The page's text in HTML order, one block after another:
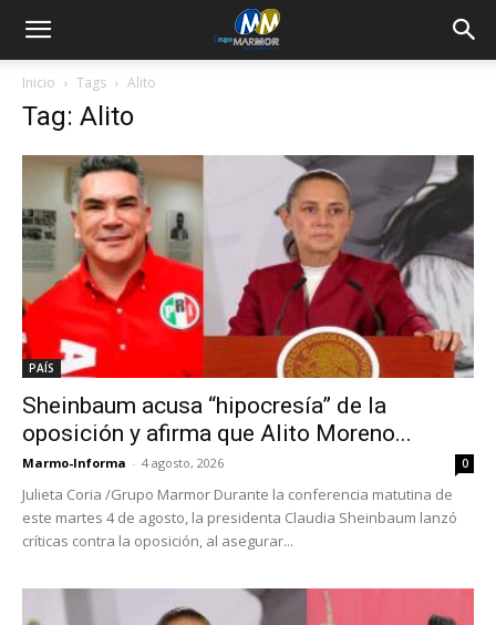
Inicio Tags Alito
Tag: Alito
PAÍS
Sheinbaum acusa “hipocresía” de la
oposición y afirma que Alito Moreno...
Marmo-Informa - 4 agosto, 2026 0
Julieta Coria /Grupo Marmor Durante la conferencia matutina de
este martes 4 de agosto, la presidenta Claudia Sheinbaum lanzó
críticas contra la oposición, al asegurar...